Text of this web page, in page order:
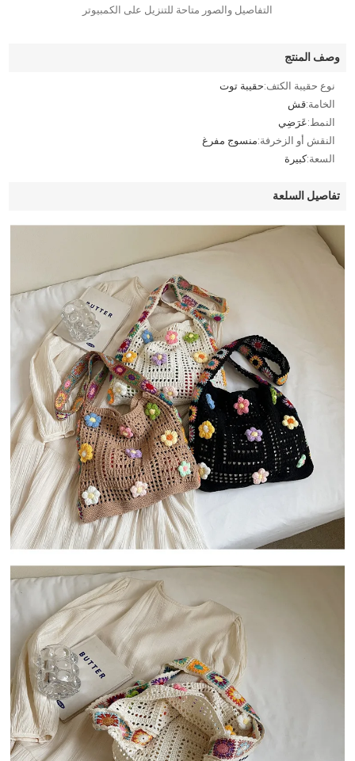
التفاصيل والصور متاحة للتنزيل على الكمبيوتر
وصف المنتج
نوع حقيبة الكتف:حقيبة توت
الخامة:قش
النمط:عَرَضِي
النقش أو الزخرفة:منسوج مفرغ
السعة:كبيرة
تفاصيل السلعة